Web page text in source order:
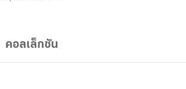
คอลเล็กชัน